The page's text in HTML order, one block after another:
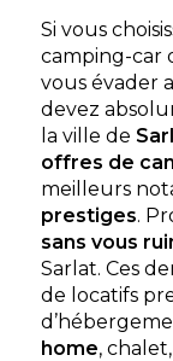
Si vous
camping-car
vous évader
devez
la ville de
offres de
meilleurs
prestiges.
sans vous
Sarlat. Ces
de locatifs
home,
Aucune